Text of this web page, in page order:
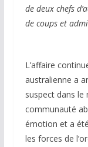
de deux chefs
de coups et
L’affaire
australienne a
suspect dans le
communauté
émotion et a
les forces de